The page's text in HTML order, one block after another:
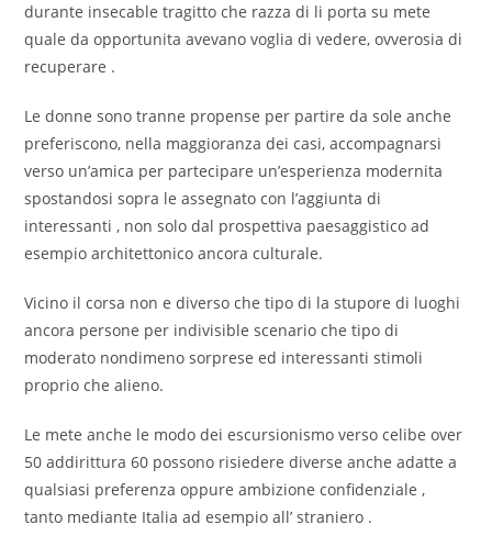
durante insecable tragitto che razza di li porta su mete
quale da opportunita avevano voglia di vedere, ovverosia di
recuperare .
Le donne sono tranne propense per partire da sole anche
preferiscono, nella maggioranza dei casi, accompagnarsi
verso un’amica per partecipare un’esperienza modernita
spostandosi sopra le assegnato con l’aggiunta di
interessanti , non solo dal prospettiva paesaggistico ad
esempio architettonico ancora culturale.
Vicino il corsa non e diverso che tipo di la stupore di luoghi
ancora persone per indivisible scenario che tipo di
moderato nondimeno sorprese ed interessanti stimoli
proprio che alieno.
Le mete anche le modo dei escursionismo verso celibe over
50 addirittura 60 possono risiedere diverse anche adatte a
qualsiasi preferenza oppure ambizione confidenziale ,
tanto mediante Italia ad esempio all’ straniero .